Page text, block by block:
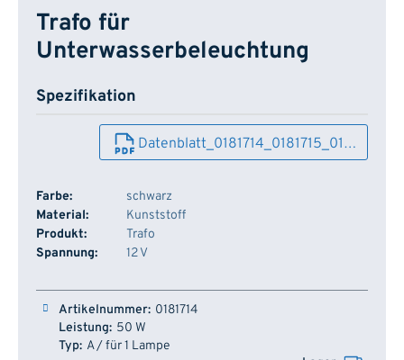
Trafo für
Unterwasserbeleuchtung
Spezifikation
Datenblatt_0181714_0181715_01…
Farbe:
schwarz
Material:
Kunststoff
Produkt:
Trafo
Spannung:
12 V
Artikelnummer Leistung
0181714
50 W
A / für 1 Lampe